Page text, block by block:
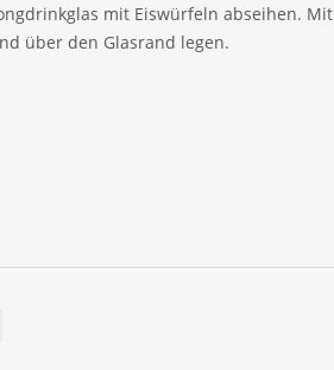
mit Eiswürfeln abseihen. Mit
über den Glasrand legen.